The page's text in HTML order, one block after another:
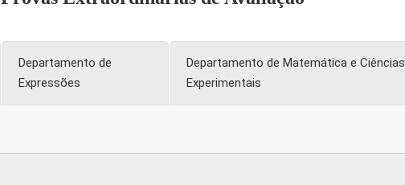
Departamento de
Expressões
Departamento de Matemática e Ciências
Experimentais